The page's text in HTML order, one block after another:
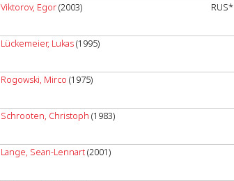
Viktorov, Egor(2003) RUS*
Lückemeier, Lukas(1995)
Rogowski, Mirco (1975)
Schrooten, Christoph (1983)
Lange, Sean-Lennart(2001)